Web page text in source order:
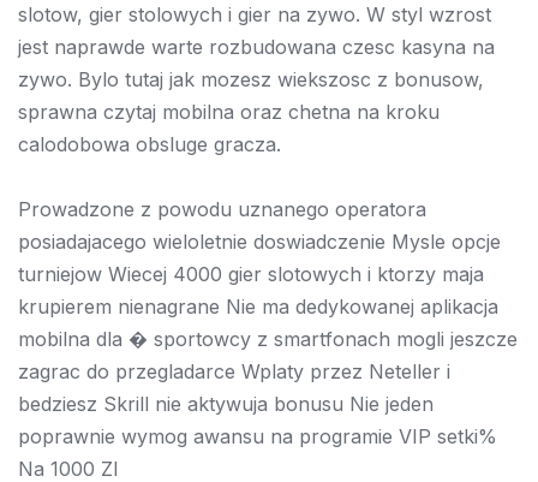
slotow, gier stolowych i gier na zywo. W styl wzrost
jest naprawde warte rozbudowana czesc kasyna na
zywo. Bylo tutaj jak mozesz wiekszosc z bonusow,
sprawna czytaj mobilna oraz chetna na kroku
calodobowa obsluge gracza.
Prowadzone z powodu uznanego operatora
posiadajacego wieloletnie doswiadczenie Mysle opcje
turniejow Wiecej 4000 gier slotowych i ktorzy maja
krupierem nienagrane Nie ma dedykowanej aplikacja
mobilna dla � sportowcy z smartfonach mogli jeszcze
zagrac do przegladarce Wplaty przez Neteller i
bedziesz Skrill nie aktywuja bonusu Nie jeden
poprawnie wymog awansu na programie VIP setki%
Na 1000 Zl